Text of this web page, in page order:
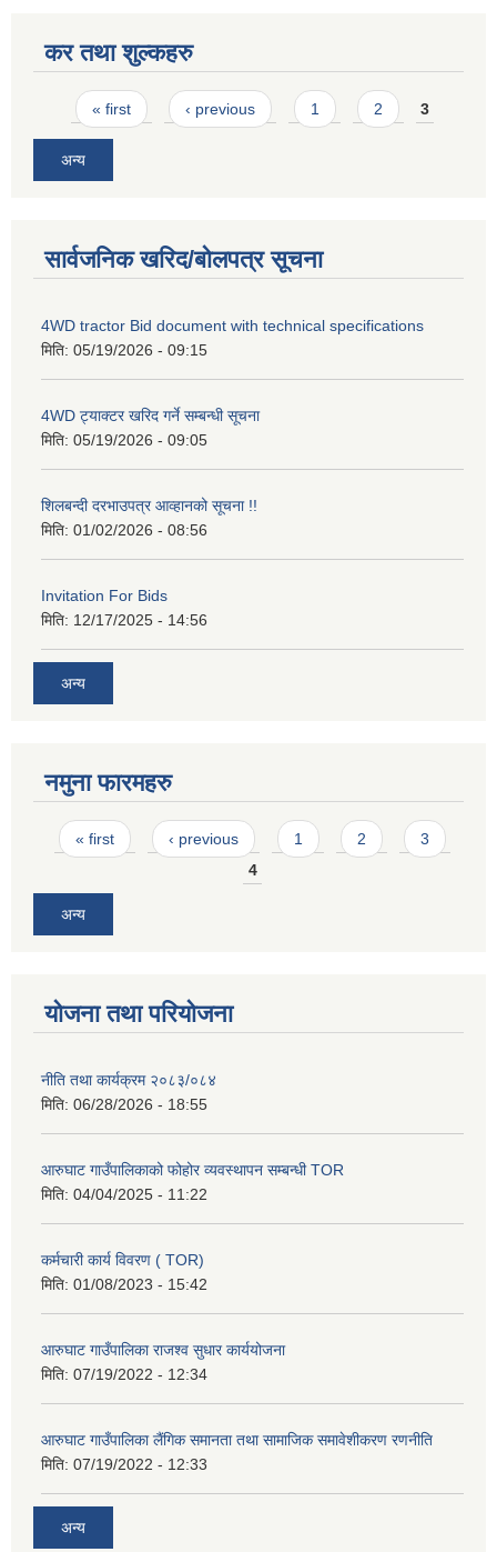
कर तथा शुल्कहरु
Pages
« first ‹ previous 1 2 3
अन्य
सार्वजनिक खरिद/बोलपत्र सूचना
4WD tractor Bid document with technical specifications
मिति: 05/19/2026 - 09:15
4WD ट्याक्टर खरिद गर्ने सम्बन्धी सूचना
मिति: 05/19/2026 - 09:05
शिलबन्दी दरभाउपत्र आव्हानको सूचना !!
मिति: 01/02/2026 - 08:56
Invitation For Bids
मिति: 12/17/2025 - 14:56
अन्य
नमुना फारमहरु
Pages
« first ‹ previous 1 2
3
4
अन्य
योजना तथा परियोजना
नीति तथा कार्यक्रम २०८३/०८४
मिति: 06/28/2026 - 18:55
आरुघाट गाउँपालिकाको फोहोर व्यवस्थापन सम्बन्धी TOR
मिति: 04/04/2025 - 11:22
कर्मचारी कार्य विवरण ( TOR)
मिति: 01/08/2023 - 15:42
आरुघाट गाउँपालिका राजश्व सुधार कार्ययोजना
मिति: 07/19/2022 - 12:34
आरुघाट गाउँपालिका लैंगिक समानता तथा सामाजिक समावेशीकरण रणनीति
मिति: 07/19/2022 - 12:33
अन्य